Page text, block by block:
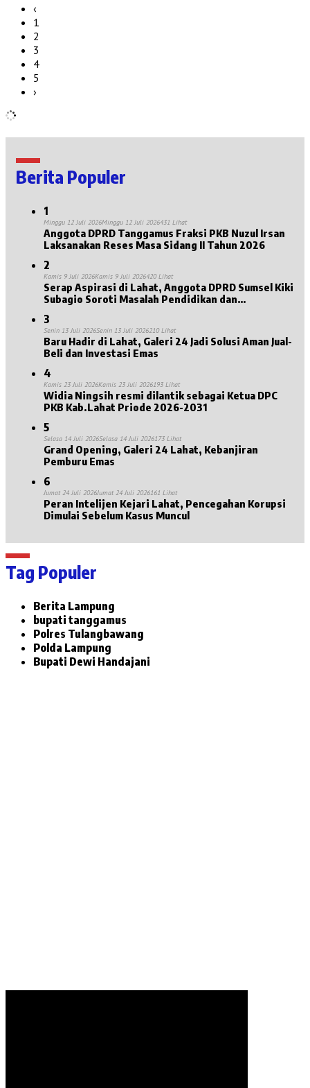
‹
1
2
3
4
5
›
Berita Populer
1
Minggu 12 Juli 2026Minggu 12 Juli 2026431 Lihat
Anggota DPRD Tanggamus Fraksi PKB Nuzul Irsan
Laksanakan Reses Masa Sidang II Tahun 2026
2
Kamis 9 Juli 2026Kamis 9 Juli 2026420 Lihat
Serap Aspirasi di Lahat, Anggota DPRD Sumsel Kiki
Subagio Soroti Masalah Pendidikan dan
3
Senin 13 Juli 2026Senin 13 Juli 2026210 Lihat
Baru Hadir di Lahat, Galeri 24 Jadi Solusi Aman Jual-
Beli dan Investasi Emas
4
Kamis 23 Juli 2026Kamis 23 Juli 2026193 Lihat
Widia Ningsih resmi dilantik sebagai Ketua DPC
PKB Kab.Lahat Priode 2026-2031
5
Selasa 14 Juli 2026Selasa 14 Juli 2026173 Lihat
Grand Opening, Galeri 24 Lahat, Kebanjiran
Pemburu Emas
6
Jumat 24 Juli 2026Jumat 24 Juli 2026161 Lihat
Peran Intelijen Kejari Lahat, Pencegahan Korupsi
Dimulai Sebelum Kasus Muncul
Tag Populer
Berita Lampung
bupati tanggamus
Polres Tulangbawang
Polda Lampung
Bupati Dewi Handajani